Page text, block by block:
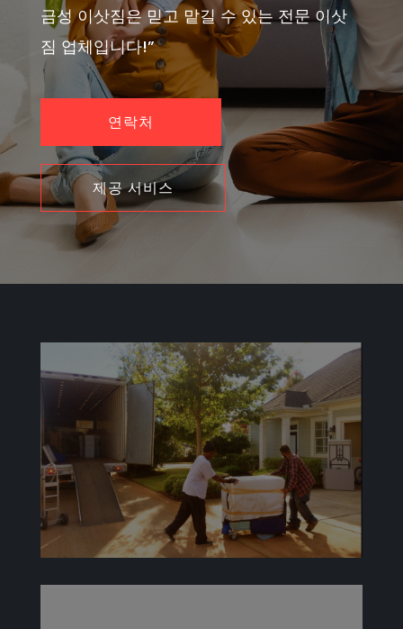
금성 이삿짐은 믿고 맡길 수 있는 전문 이삿
짐 업체입니다!”
연락처
제공 서비스